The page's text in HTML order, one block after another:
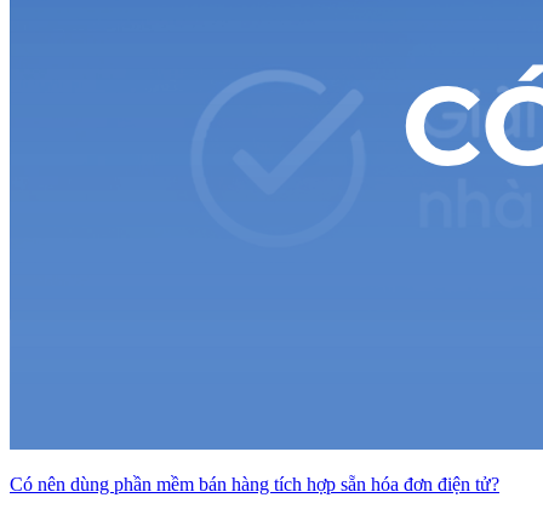
Có nên dùng phần mềm bán hàng tích hợp sẵn hóa đơn điện tử?